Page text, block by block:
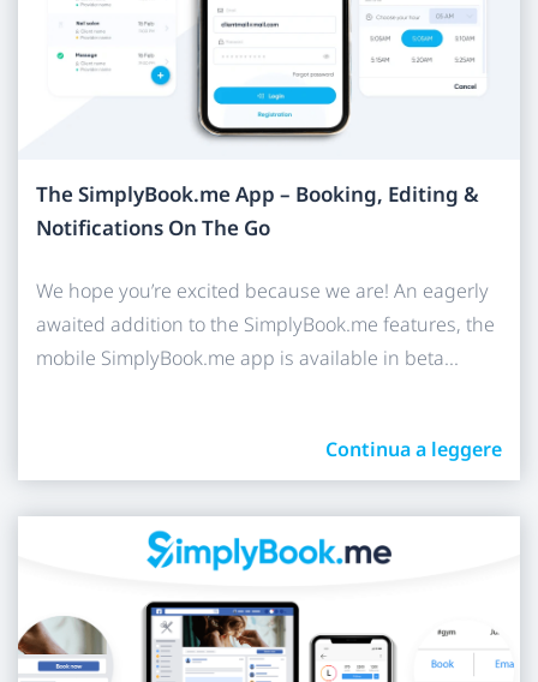
The SimplyBook.me App – Booking, Editing &
Notifications On The Go
We hope you’re excited because we are! An eagerly
awaited addition to the SimplyBook.me features, the
mobile SimplyBook.me app is available in beta...
Continua a leggere